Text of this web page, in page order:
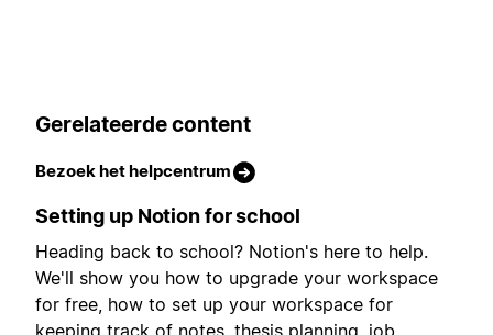
Gerelateerde content
Bezoek het helpcentrum
Setting up Notion for school
Heading back to school? Notion's here to help.
We'll show you how to upgrade your workspace
for free, how to set up your workspace for